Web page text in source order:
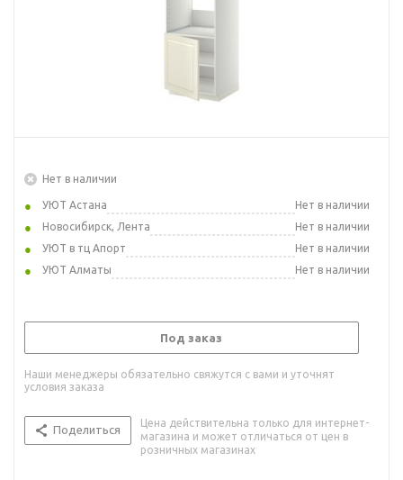
Нет в наличии
УЮТ Астана
Нет в наличии
Новосибирск, Лента
Нет в наличии
УЮТ в тц Апорт
Нет в наличии
УЮТ Алматы
Нет в наличии
Под заказ
Наши менеджеры обязательно свяжутся с вами и уточнят
условия заказа
Поделиться
Цена действительна только для интернет-
магазина и может отличаться от цен в
розничных магазинах